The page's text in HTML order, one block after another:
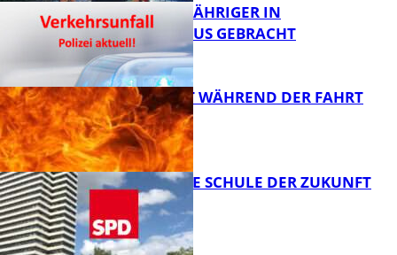
FB News
UNFALL: 58-JÄHRIGER IN
KRANKENHAUS GEBRACHT
FB News
AUTO FÄNGT WÄHREND DER FAHRT
FEUER
WIE SIEHT DIE SCHULE DER ZUKUNFT
AUS?